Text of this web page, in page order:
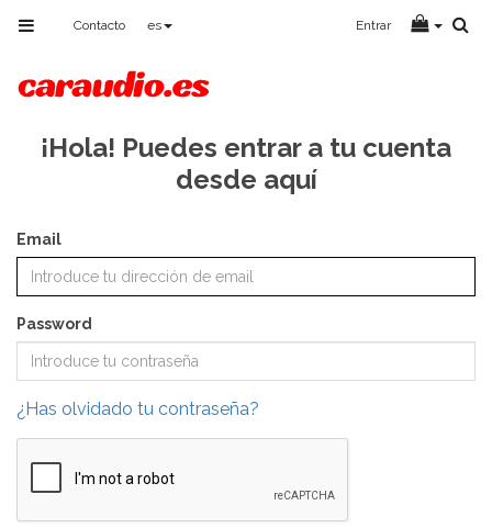
Toggle
navigation
Contacto es Entrar
¡Hola! Puedes entrar a tu cuenta
desde aquí
Email
Password
¿Has olvidado tu contraseña?